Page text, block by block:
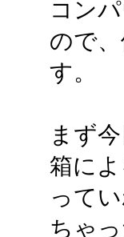
コン
ので
す。
まず
箱に
って
ちゃ